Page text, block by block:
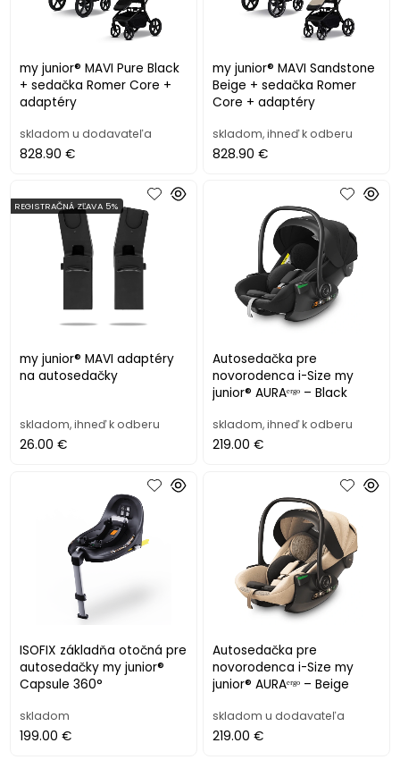
my junior® MAVI Pure Black
+ sedačka Romer Core +
adaptéry
skladom u dodavateľa
828.90 €
my junior® MAVI Sandstone
Beige + sedačka Romer
Core + adaptéry
skladom, ihneď k odberu
828.90 €
my junior® MAVI adaptéry
na autosedačky
REGISTRAČNÁ ZĽAVA 5%
skladom, ihneď k odberu
26.00 €
Autosedačka pre
novorodenca i-Size my
junior® AURAᵉʳᵍᵒ – Black
skladom, ihneď k odberu
219.00 €
ISOFIX základňa otočná pre
autosedačky my junior®
Capsule 360°
skladom
199.00 €
Autosedačka pre
novorodenca i-Size my
junior® AURAᵉʳᵍᵒ – Beige
skladom u dodavateľa
219.00 €